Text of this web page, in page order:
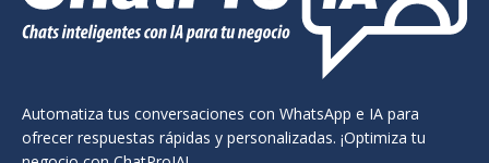
Automatiza tus conversaciones con WhatsApp e IA para
ofrecer respuestas rápidas y personalizadas. ¡Optimiza tu